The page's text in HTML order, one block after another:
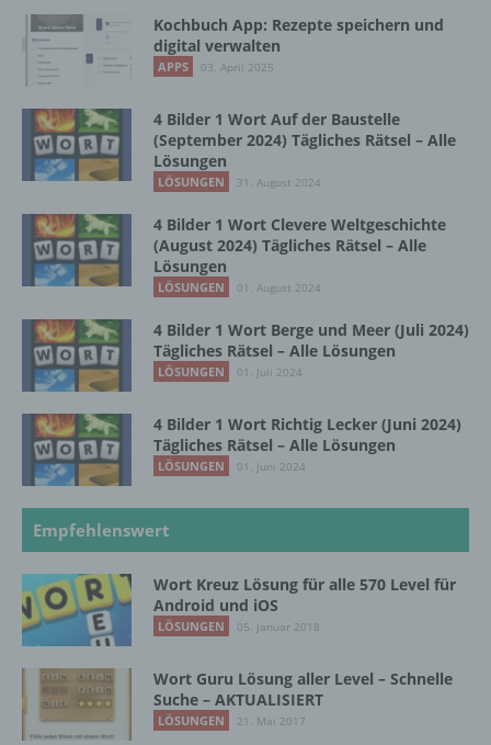
Kochbuch App: Rezepte speichern und
digital verwalten
APPS 03. April 2025
4 Bilder 1 Wort Auf der Baustelle
(September 2024) Tägliches Rätsel – Alle
Lösungen
LÖSUNGEN 31. August 2024
4 Bilder 1 Wort Clevere Weltgeschichte
(August 2024) Tägliches Rätsel – Alle
Lösungen
LÖSUNGEN 01. August 2024
4 Bilder 1 Wort Berge und Meer (Juli 2024)
Tägliches Rätsel – Alle Lösungen
LÖSUNGEN 01. Juli 2024
4 Bilder 1 Wort Richtig Lecker (Juni 2024)
Tägliches Rätsel – Alle Lösungen
LÖSUNGEN 01. Juni 2024
Empfehlenswert
Wort Kreuz Lösung für alle 570 Level für
Android und iOS
LÖSUNGEN 05. Januar 2018
Wort Guru Lösung aller Level – Schnelle
Suche – AKTUALISIERT
LÖSUNGEN 21. Mai 2017
auf welche die personenbezogenen Daten
ohne Hinzuziehung zusätzlicher
Informationen nicht mehr einer spezifischen
können, sofern diese zusätzlichen
Informationen gesondert aufbewahrt werden
und technischen und organisatorischen
Maßnahmen unterliegen, die gewährleisten,
einer identifizierten oder identifizierbaren
natürlichen Person zugewiesen werden.
g) Verantwortlicher oder für die Verarbeitung
Verantwortlicher
Verantwortlicher oder für die Verarbeitung
Verantwortlicher ist die natürliche oder
juristische Person, Behörde, Einrichtung
oder andere Stelle, die allein oder
gemeinsam mit anderen über die Zwecke
personenbezogenen Daten entscheidet.
das Recht der Mitgliedstaaten vorgegeben,
so kann der Verantwortliche
beziehungsweise können die bestimmten
Unionsrecht oder dem Recht der
Mitgliedstaaten vorgesehen werden.